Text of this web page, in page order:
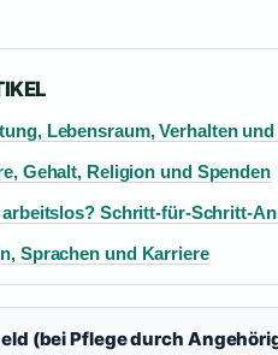
Lebensraum, Verhalten
Gehalt, Religion und Spenden
arbeitslos? Schritt-für-Schritt-
Sprachen und Karriere
(bei Pflege durch